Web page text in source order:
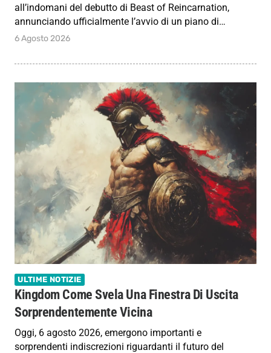
all’indomani del debutto di Beast of Reincarnation,
annunciando ufficialmente l’avvio di un piano di…
6 Agosto 2026
ULTIME NOTIZIE
Kingdom Come Svela Una Finestra Di Uscita
Sorprendentemente Vicina
Oggi, 6 agosto 2026, emergono importanti e
sorprendenti indiscrezioni riguardanti il futuro del